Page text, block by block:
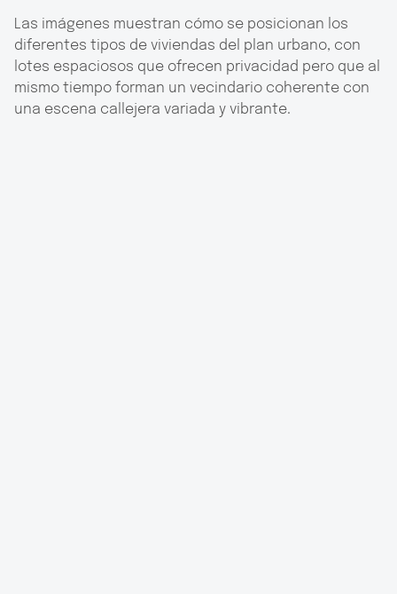
Las imágenes muestran cómo se posicionan los
diferentes tipos de viviendas del plan urbano, con
lotes espaciosos que ofrecen privacidad pero que al
mismo tiempo forman un vecindario coherente con
una escena callejera variada y vibrante.